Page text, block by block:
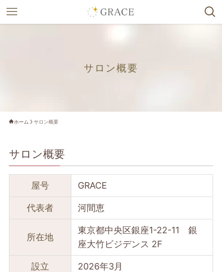
サロン概要
ホーム サロン概要
サロン概要
屋号 GRACE
代表者 河間恵
所在地
東京都中央区銀座1-22-11 銀
座大竹ビジデンス 2F
設立 2026年3月